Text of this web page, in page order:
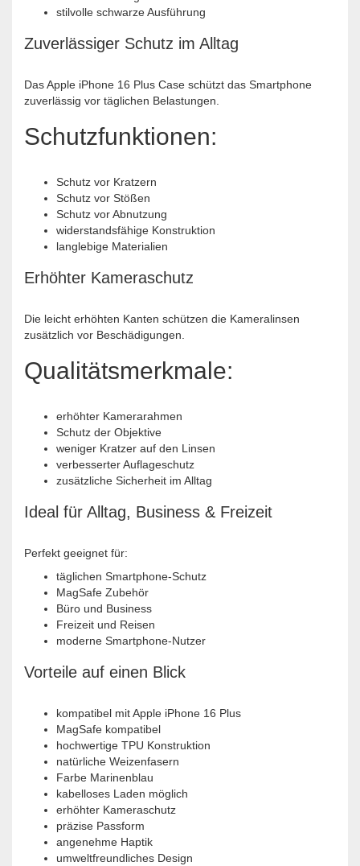
stilvolle schwarze Ausführung
Zuverlässiger Schutz im Alltag
Das Apple iPhone 16 Plus Case schützt das Smartphone
zuverlässig vor täglichen Belastungen.
Schutzfunktionen:
Schutz vor Kratzern
Schutz vor Stößen
Schutz vor Abnutzung
widerstandsfähige Konstruktion
langlebige Materialien
Erhöhter Kameraschutz
Die leicht erhöhten Kanten schützen die Kameralinsen
zusätzlich vor Beschädigungen.
Qualitätsmerkmale:
erhöhter Kamerarahmen
Schutz der Objektive
weniger Kratzer auf den Linsen
verbesserter Auflageschutz
zusätzliche Sicherheit im Alltag
Ideal für Alltag, Business & Freizeit
Perfekt geeignet für:
täglichen Smartphone-Schutz
MagSafe Zubehör
Büro und Business
Freizeit und Reisen
moderne Smartphone-Nutzer
Vorteile auf einen Blick
kompatibel mit Apple iPhone 16 Plus
MagSafe kompatibel
hochwertige TPU Konstruktion
natürliche Weizenfasern
Farbe Marinenblau
kabelloses Laden möglich
erhöhter Kameraschutz
präzise Passform
angenehme Haptik
umweltfreundliches Design